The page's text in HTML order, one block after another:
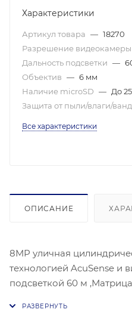
Характеристики
Артикул товара — 18270
Разрешение видеокамеры
Дальность подсветки —
Объектив — 6 мм
Наличие microSD — До
Защита от пыли/влаги/
Все характеристики
ОПИСАНИЕ
8MP уличная цилиндрическая ColorVu IP-
технологией AcuSense и
подсветкой 60 м